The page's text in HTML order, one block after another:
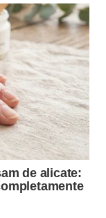
em Ilhéus e virou
Miramontes/Lado
B Viagem
revitalizado
turistas
obras de